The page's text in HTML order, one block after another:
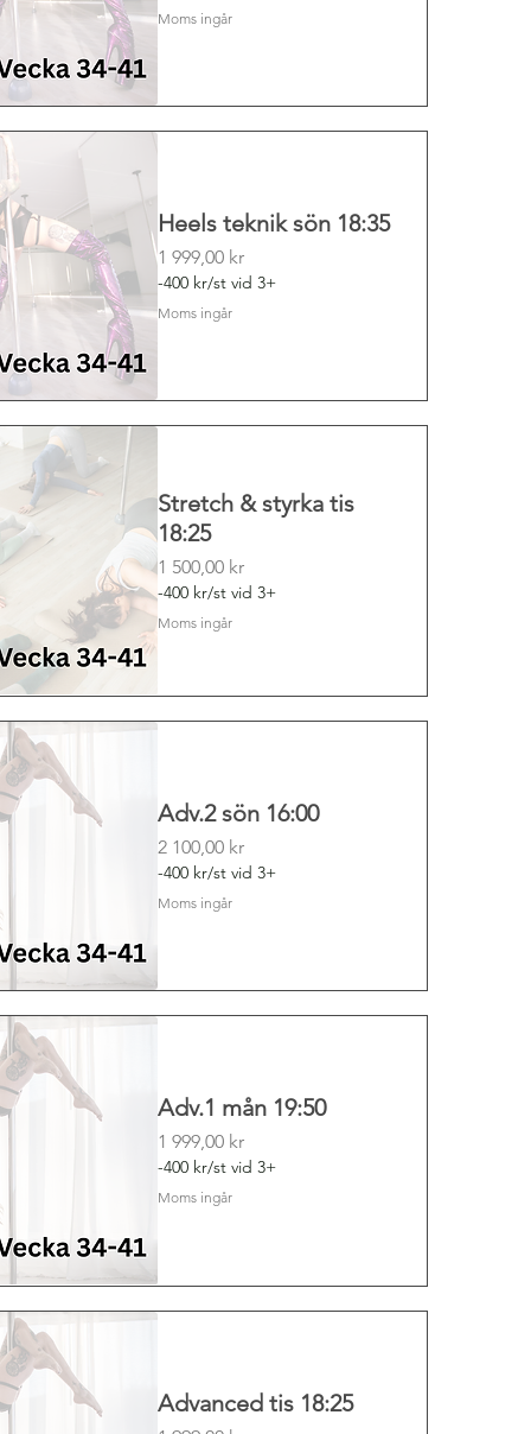
Moms ingår
Heels teknik sön 18:35
Pris
1 999,00 kr
-400 kr/st vid 3+
Moms ingår
Stretch & styrka tis
18:25
Pris
1 500,00 kr
-400 kr/st vid 3+
Moms ingår
Adv.2 sön 16:00
Pris
2 100,00 kr
-400 kr/st vid 3+
Moms ingår
Adv.1 mån 19:50
Pris
1 999,00 kr
-400 kr/st vid 3+
Moms ingår
Advanced tis 18:25